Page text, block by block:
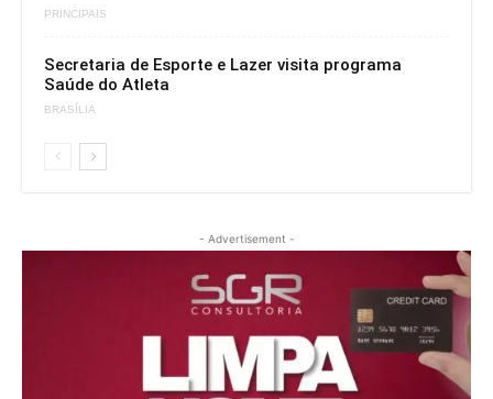
PRINCIPAIS
Secretaria de Esporte e Lazer visita programa
Saúde do Atleta
BRASÍLIA
- Advertisement -